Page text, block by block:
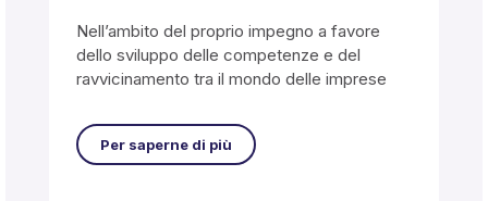
Nell’ambito del proprio impegno a favore
dello sviluppo delle competenze e del
ravvicinamento tra il mondo delle imprese
Per saperne di più